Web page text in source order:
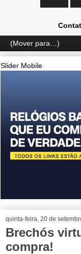
Slider Mobile
quinta-feira, 20 de
Brechós
compra!